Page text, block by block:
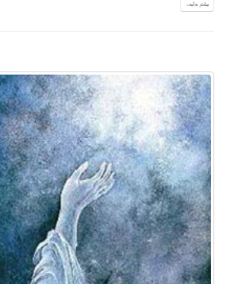
بیشتر بدانید...